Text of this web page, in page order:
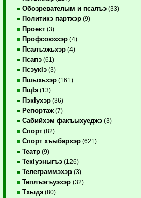
Обозревателым и псалъэ (33)
Политикэ партхэр (9)
Проект (3)
Профсоюзхэр (4)
Псалъэжьхэр (4)
Псапэ (61)
ПсэукIэ (3)
Пшыхьхэр (161)
ПщIэ (13)
ПэкIухэр (36)
Репортаж (7)
Сабийхэм факъыхуеджэ (3)
Спорт (82)
Спорт хъыбархэр (621)
Театр (9)
ТекIуэныгъэ (126)
Телеграммэхэр (3)
Теплъэгъуэхэр (32)
Тхыдэ (80)